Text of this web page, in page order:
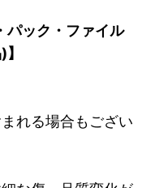
パック・ファイル
れる場合もござい